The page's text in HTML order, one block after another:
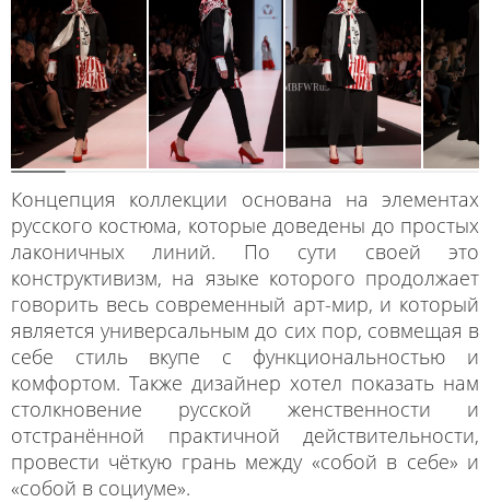
Концепция коллекции основана на элементах
русского костюма, которые доведены до простых
лаконичных линий. По сути своей это
конструктивизм, на языке которого продолжает
говорить весь современный арт-мир, и который
является универсальным до сих пор, совмещая в
себе стиль вкупе с функциональностью и
комфортом. Также дизайнер хотел показать нам
столкновение русской женственности и
отстранённой практичной действительности,
провести чёткую грань между «собой в себе» и
«собой в социуме».